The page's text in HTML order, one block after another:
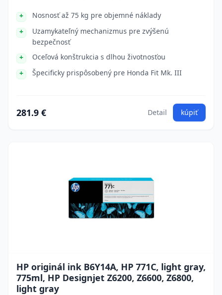
Nosnosť až 75 kg pre objemné náklady
Uzamykateľný mechanizmus pre zvýšenú
bezpečnosť
Oceľová konštrukcia s dlhou životnosťou
Špecificky prispôsobený pre Honda Fit Mk. III
281.9 € Detail kúpiť
HP originál ink B6Y14A, HP 771C, light gray,
775ml, HP Designjet Z6200, Z6600, Z6800,
light gray